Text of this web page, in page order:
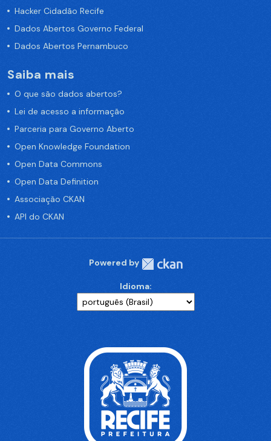
Hacker Cidadão Recife
Dados Abertos Governo Federal
Dados Abertos Pernambuco
Saiba mais
O que são dados abertos?
Lei de acesso a informação
Parceria para Governo Aberto
Open Knowledge Foundation
Open Data Commons
Open Data Definition
Associação CKAN
API do CKAN
Powered by
Idioma